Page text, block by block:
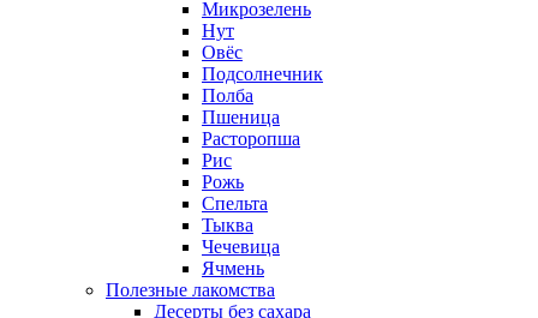
Микрозелень
Нут
Овёс
Подсолнечник
Полба
Пшеница
Расторопша
Рис
Рожь
Спельта
Тыква
Чечевица
Ячмень
Полезные лакомства
Десерты без сахара